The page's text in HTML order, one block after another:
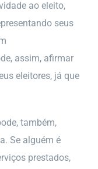
ao eleito,
seus
assim, afirmar
eleitores, já que
também,
Se alguém é
prestados,